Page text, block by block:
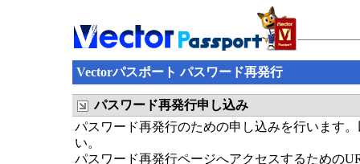
Vectorパスポート パスワード再発行
パスワード再発行申し込み
パスワード再発行のための申し込みを行います
い。
パスワード再発行ページへアクセスするための